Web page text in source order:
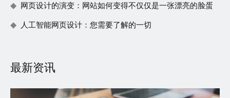
网页设计的演变：网站如何变得不仅仅是一张漂亮的脸蛋
人工智能网页设计：您需要了解的一切
最新资讯